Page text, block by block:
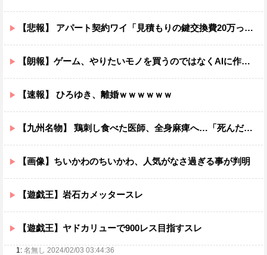
【悲報】 アパート契約ワイ「見積もりの鍵交換費20万って何ですか？」不動産屋「鍵を新しい物に交換したのです」
【朗報】ゲーム、やりたいモノを買うのではなくAIに作らせる時代が到来ｗｗｗｗ
【速報】 ひろゆき、離婚ｗｗｗｗｗｗ
【九州名物】 鶏刺し食べた医師、全身麻痺へ…「死んだほうが良い」
【画像】ちいかわのちいかわ、人気がなさ過ぎる事が判明
【遊戯王】岩石カメッタースレ
【遊戯王】ヤドカリューで900レス目指すスレ
1: 名無し 2024/02/03 03:44:36